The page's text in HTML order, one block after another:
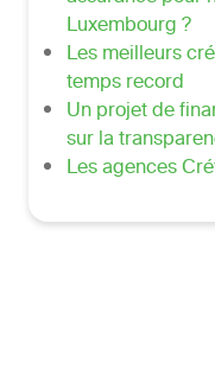
Luxembourg ?
Les meilleurs
temps record
Un projet de
sur la
Les agences